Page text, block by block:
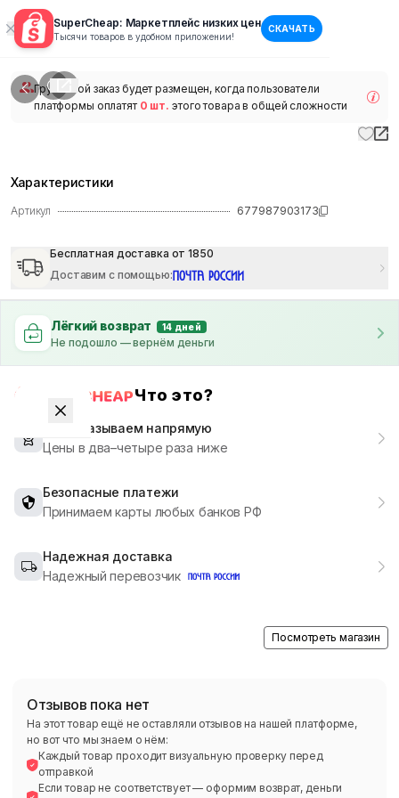
SuperCheap: Маркетплейс низких цен
Тысячи товаров в удобном приложении!
СКАЧАТЬ
1/
Групповой заказ будет размещен, когда пользователи
платформы оплатят 0 шт. этого товара в общей сложности
Характеристики
Артикул 677987903173
Бесплатная доставка от 1850
Доставим с помощью:
Лёгкий возврат 14 дней
Не подошло — вернём деньги
Что это?
Мы заказываем напрямую
Цены в два–четыре раза ниже
Безопасные платежи
Принимаем карты любых банков РФ
Надежная доставка
Надежный перевозчик
Посмотреть магазин
Отзывов пока нет
На этот товар ещё не оставляли отзывов на нашей платформе,
но вот что мы знаем о нём:
Каждый товар проходит визуальную проверку перед
отправкой
Если товар не соответствует — оформим возврат, деньги